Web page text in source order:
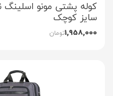
کوله پشتی مونو اسلینگ
سایز کوچک
1,958,000تومان